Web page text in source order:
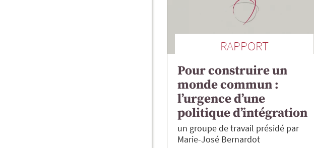
RAPPORT
Pour construire un
monde commun :
l’urgence d’une
politique d’intégration
un groupe de travail présidé par
Marie-José Bernardot